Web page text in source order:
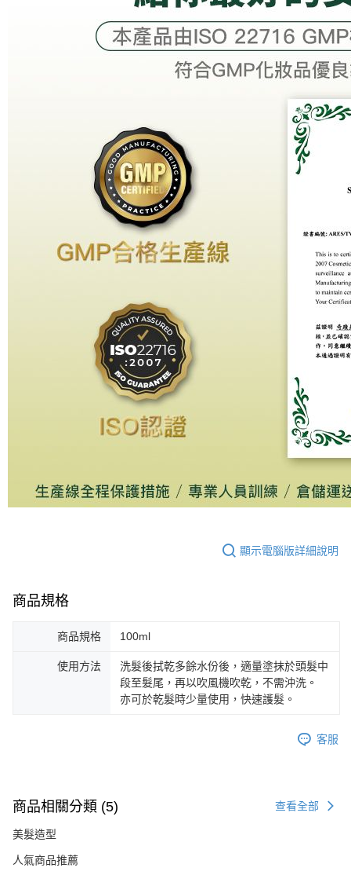
顯示電腦版詳細說明
商品規格
商品規格 100ml
使用方法
洗髮後拭乾多餘水份後，適量塗抹於頭髮中
段至髮尾，再以吹風機吹乾，不需沖洗。
亦可於乾髮時少量使用，快速護髮。
客服
商品相關分類 (5) 查看全部
美髮造型
人氣商品推薦